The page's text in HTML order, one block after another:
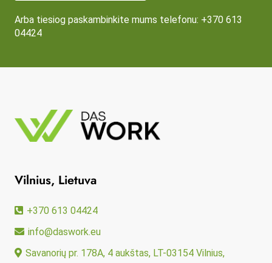
Arba tiesiog paskambinkite mums telefonu: +370 613
04424
Vilnius, Lietuva
+370 613 04424
info@daswork.eu
Savanorių pr. 178A, 4 aukštas, LT-03154 Vilnius,